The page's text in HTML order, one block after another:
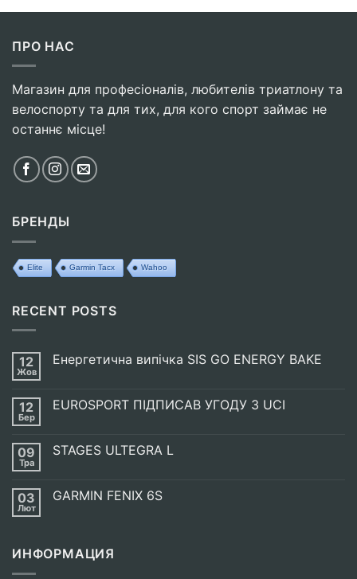
ПРО НАС
Магазин для професіоналів, любителів триатлону та
велоспорту та для тих, для кого спорт займає не
останнє місце!
БРЕНДЫ
Elite Garmin Tacx Wahoo
RECENT POSTS
12
Жов
Енергетична випічка SIS GO ENERGY BAKE
Енергетична
ENERGY
BAKE
12
Бер
EUROSPORT ПІДПИСАВ УГОДУ З UCI
EUROSPORT
UCI
09
Тра
STAGES ULTEGRA L
STAGES
03
Лют
GARMIN FENIX 6S
FENIX
ИНФОРМАЦИЯ